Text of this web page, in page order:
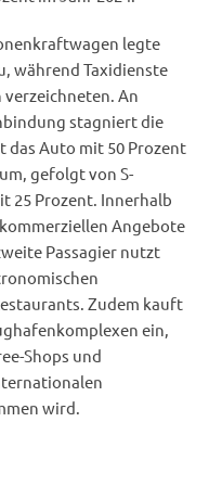
legte
während Taxidienste
verzeichneten. An
stagniert die
das Auto mit 50 Prozent
gefolgt von S-
25 Prozent. Innerhalb
Angebote
Passagier nutzt
Zudem kauft
ein,
Shops und
wird.